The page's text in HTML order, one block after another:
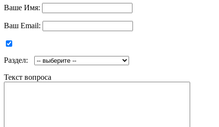
Ваше Имя:
Ваш Email:
Раздел:
Текст вопроса